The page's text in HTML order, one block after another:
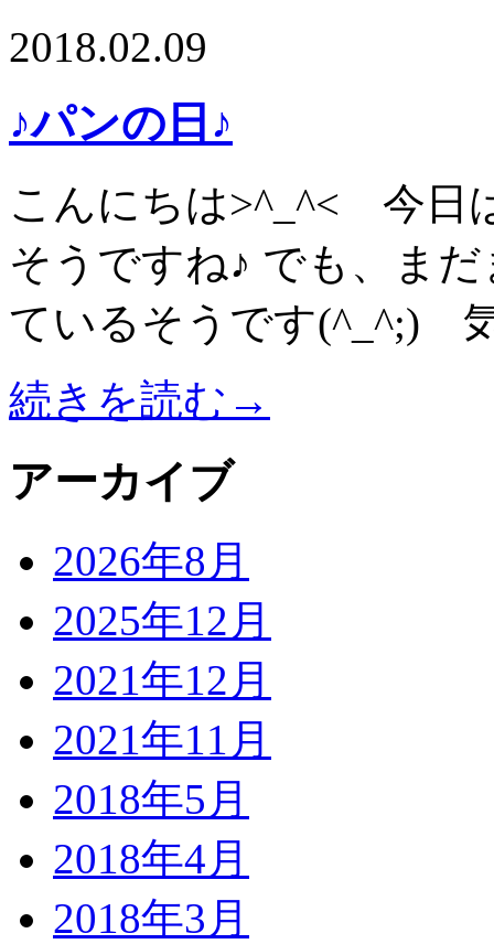
2018.02.09
♪パンの日♪
こんにちは>^_^< 今日
そうですね♪ でも、ま
ているそうです(^_^;)
続きを読む→
アーカイブ
2026年8月
2025年12月
2021年12月
2021年11月
2018年5月
2018年4月
2018年3月